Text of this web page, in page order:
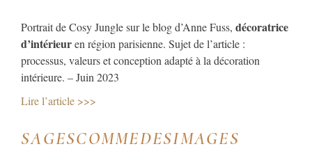
Portrait de Cosy Jungle sur le blog d’Anne Fuss, décoratrice
d’intérieuren région parisienne. Sujet de l’article :
processus, valeurs et conception adapté à la décoration
intérieure. – Juin 2023
Lire l’article >>>
SAGESCOMMEDESIMAGES​